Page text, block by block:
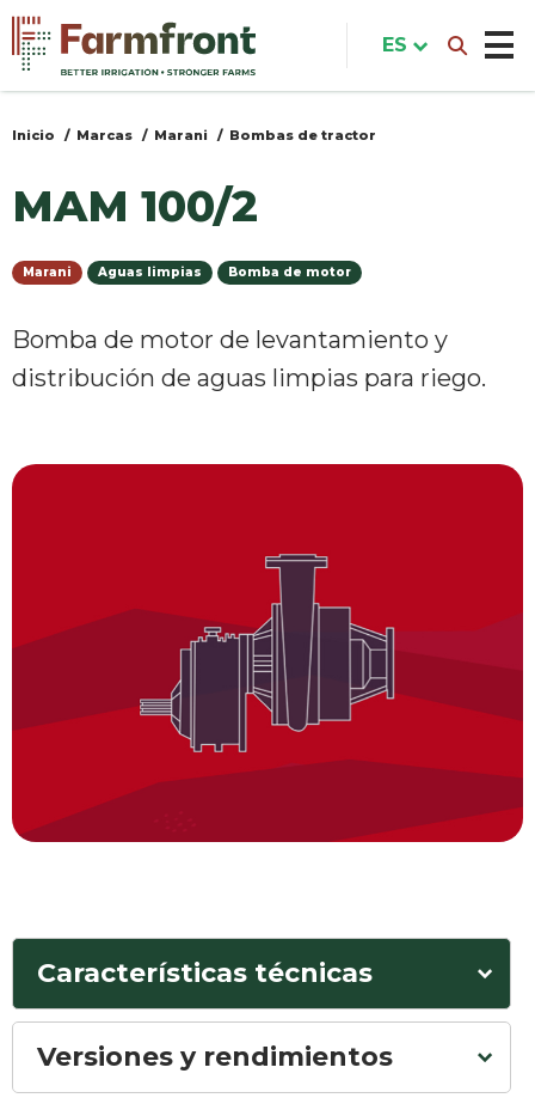
Pasar
contenido
principal
Usted
aquí
Inicio Marcas Marani Bombas de tractor
MAM 100/2
Marani Aguas limpias Bomba de motor
Bomba de motor de levantamiento y
distribución de aguas limpias para riego.
Características técnicas
Versiones y rendimientos
ES